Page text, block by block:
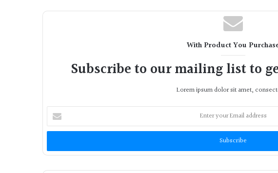
With Product You
Subscribe to our mailing list to
Lorem ipsum dolor sit amet,
your
Email